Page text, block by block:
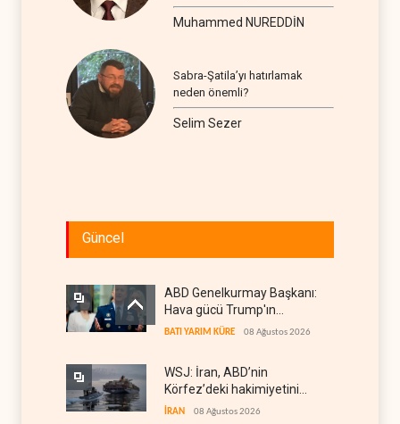
seyir
Muhammed NUREDDİN
Sabra-Şatila’yı hatırlamak
neden önemli?
Selim Sezer
Güncel
ABD Genelkurmay Başkanı:
Hava gücü Trump'ın
hedeflerine yetmez
BATI YARIM KÜRE 08 Ağustos 2026
WSJ: İran, ABD’nin
Körfez’deki hakimiyetini
sona erdiriyor
İRAN 08 Ağustos 2026